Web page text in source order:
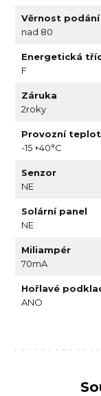
Věrnost podání
nad 80
Energetická
F
Záruka
2roky
Provozní
-15 +40°C
Senzor
NE
Solární panel
NE
Miliampér
70mA
Hořlavé
ANO